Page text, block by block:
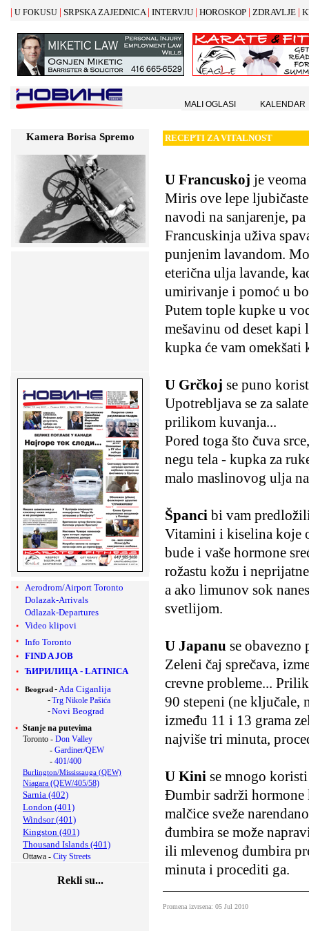
| U FOKUSU | SRPSKA ZAJEDNICA | INTERVJU | HOROSKOP | ZDRAVLJE |
Kamera Borisa Spremo
Aerodrom/Airport Toronto
Dolazak-Arrivals
Odlazak-Departures
Video klipovi
Info Toronto
FIND A JOB
ЋИРИЛИЦА - LATINICA
Beograd -Ada Ciganlija
-Trg Nikole Pašića
-Novi Beograd
Stanje na putevima
Toronto - Don Valley
- Gardiner/QEW
- 401/400
Burlington/Mississauga (QEW)
Niagara (QEW/405/58)
Sarnia (402)
London (401)
Windsor (401)
Kingston (401)
Thousand Islands (401)
Ottawa - City Streets
Rekli su...
RECEPTI ZA VITALNOST
U Francuskoj je
Miris ove lepe
navodi na sanjarenje,
Francuskinja uživa
punjenim lavandom.
eterična ulja lavande,
umirivanje i pomoć u
Putem tople kupke u
mešavinu od deset
kupka će vam
U Grčkoj se puno
Upotrebljava se za
prilikom kuvanja...
Pored toga što čuva
negu tela - kupka za
malo maslinovog ulja
Španci bi vam
Vitamini i kiselina koje
bude i vaše hormone
rožastu kožu i
a ako limunov sok
svetlijom.
U Japanu se obavezno
Zeleni čaj sprečava,
crevne probleme...
90 stepeni (ne ključale,
između 11 i 13 grama
najviše tri minuta,
U Kini se mnogo
Đumbir sadrži hormone
malčice sveže
đumbira se može
ili mlevenog đumbira
minuta i procediti ga.
Promena izvrsena: 05 Jul 2010
MALI OGLASI KALENDAR